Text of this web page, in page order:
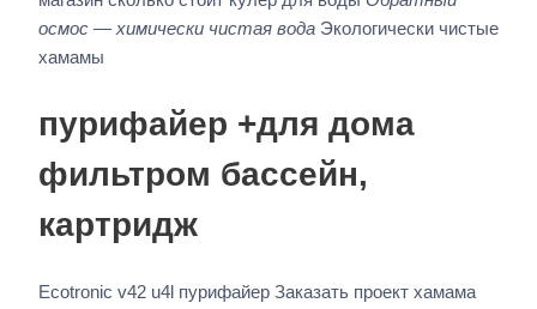
осмос — химически чистая вода Экологически чистые
хамамы
пурифайер +для дома
фильтром бассейн,
картридж
Ecotronic v42 u4l пурифайер Заказать проект хамама